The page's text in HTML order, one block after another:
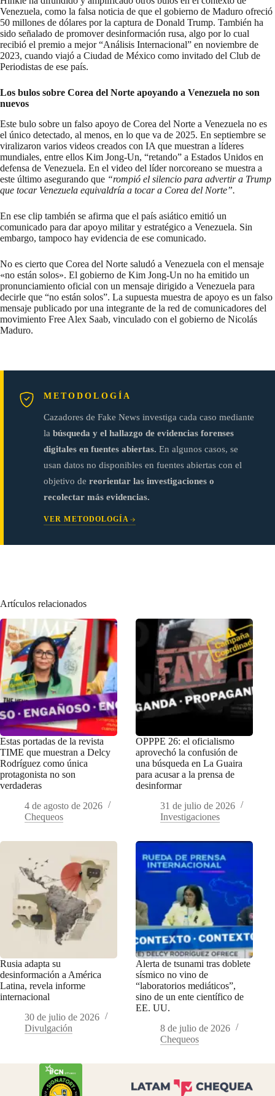
Venezuela, como la falsa noticia de que el gobierno de Maduro ofreció
50 millones de dólares por la captura de Donald Trump. También ha
sido señalado de promover desinformación rusa, algo por lo cual
recibió el premio a mejor “Análisis Internacional” en noviembre de
2023, cuando viajó a Ciudad de México como invitado del Club de
Periodistas de ese país.
Los bulos sobre Corea del Norte apoyando a Venezuela no son
nuevos
Este bulo sobre un falso apoyo de Corea del Norte a Venezuela no es
el único detectado, al menos, en lo que va de 2025. En septiembre se
viralizaron varios videos creados con IA que muestran a líderes
mundiales, entre ellos Kim Jong-Un, “retando” a Estados Unidos en
defensa de Venezuela. En el video del líder norcoreano se muestra a
este último asegurando que “rompió el silencio para advertir a Trump
que tocar Venezuela equivaldría a tocar a Corea del Norte”.
En ese clip también se afirma que el país asiático emitió un
comunicado para dar apoyo militar y estratégico a Venezuela. Sin
embargo, tampoco hay evidencia de ese comunicado.
No es cierto que Corea del Norte saludó a Venezuela con el mensaje
«no están solos». El gobierno de Kim Jong-Un no ha emitido un
pronunciamiento oficial con un mensaje dirigido a Venezuela para
decirle que “no están solos”. La supuesta muestra de apoyo es un falso
mensaje publicado por una integrante de la red de comunicadores del
movimiento Free Alex Saab, vinculado con el gobierno de Nicolás
Maduro.
METODOLOGÍA
Cazadores de Fake News investiga cada caso mediante
la búsqueda y el hallazgo de evidencias forenses
digitales en fuentes abiertas. En algunos casos, se
usan datos no disponibles en fuentes abiertas con el
objetivo de reorientar las investigaciones o
recolectar más evidencias.
VER METODOLOGÍA
Artículos relacionados
Estas portadas de la revista
TIME que muestran a Delcy
Rodríguez como única
protagonista no son
verdaderas
4 de agosto de 2026
Chequeos
OPPPE 26: el oficialismo
aprovechó la confusión de
una búsqueda en La Guaira
para acusar a la prensa de
desinformar
31 de julio de 2026
Investigaciones
Rusia adapta su
desinformación a América
Latina, revela informe
internacional
30 de julio de 2026
Divulgación
Alerta de tsunami tras doblete
sísmico no vino de
“laboratorios mediáticos”,
sino de un ente científico de
EE. UU.
8 de julio de 2026
Chequeos